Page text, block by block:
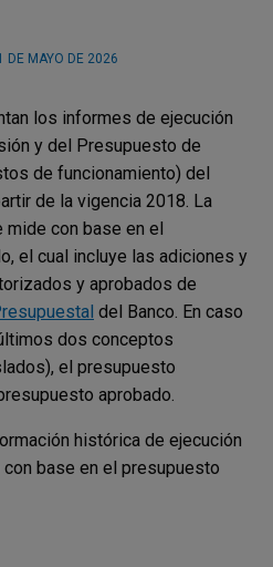
DE MAYO DE 2026
los informes de ejecución
y del Presupuesto de
de funcionamiento) del
de la vigencia 2018. La
con base en el
el cual incluye las adiciones y
y aprobados de
del Banco. En caso
dos conceptos
el presupuesto
aprobado.
histórica de ejecución
base en el presupuesto